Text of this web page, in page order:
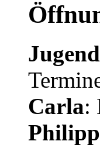
Carla:
Philipp